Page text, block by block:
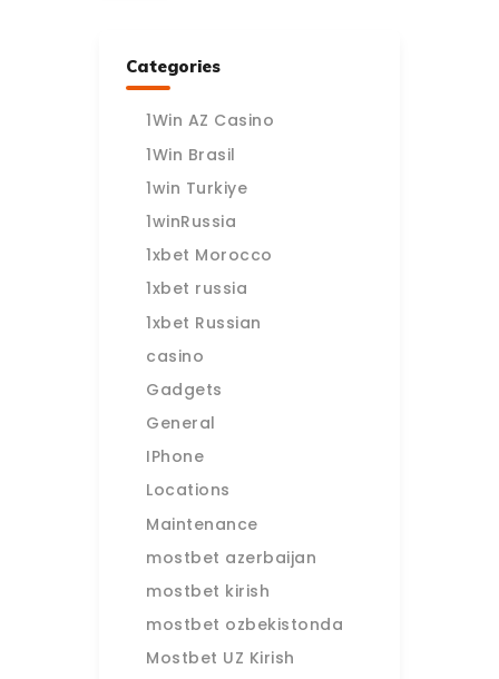
Categories
1Win AZ Casino
1Win Brasil
1win Turkiye
1winRussia
1xbet Morocco
1xbet russia
1xbet Russian
casino
Gadgets
General
IPhone
Locations
Maintenance
mostbet azerbaijan
mostbet kirish
mostbet ozbekistonda
Mostbet UZ Kirish